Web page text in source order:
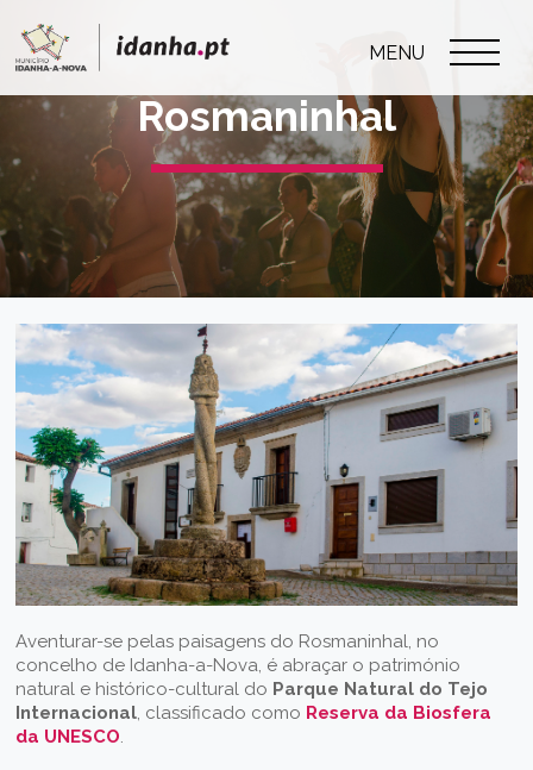
MENU
Rosmaninhal
Aventurar-se pelas paisagens do Rosmaninhal, no
concelho de Idanha-a-Nova, é abraçar o património
natural e histórico-cultural do Parque Natural do Tejo
Internacional, classificado como Reserva da Biosfera
da UNESCO.